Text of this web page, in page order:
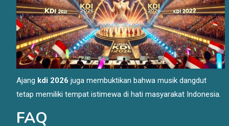
Ajang kdi 2026 juga membuktikan bahwa musik dangdut
tetap memiliki tempat istimewa di hati masyarakat Indonesia.
FAQ